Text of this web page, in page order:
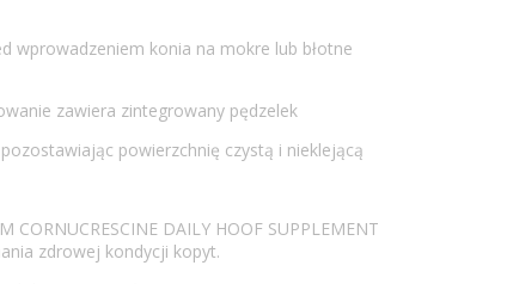
wprowadzeniem konia na mokre lub błotne
zawiera zintegrowany pędzelek
powierzchnię czystą i nieklejącą
CORNUCRESCINE DAILY HOOF SUPPLEMENT
zdrowej kondycji kopyt.